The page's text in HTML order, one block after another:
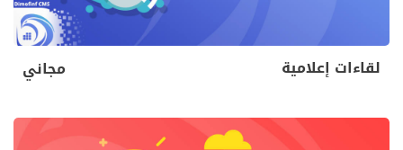
لقاءات إعلامية مجاني